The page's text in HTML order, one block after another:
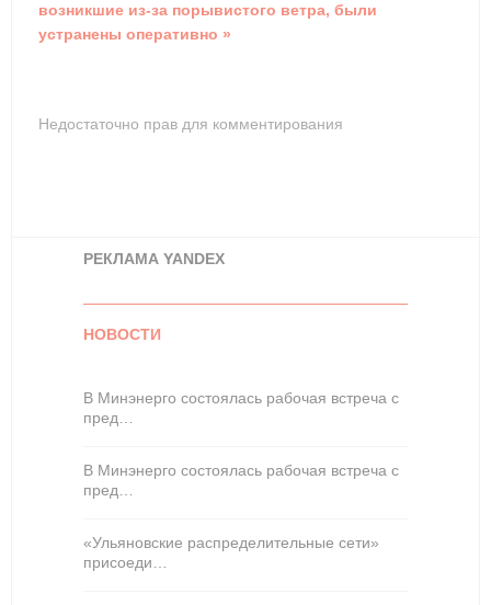
возникшие из-за порывистого ветра, были
устранены оперативно »
Недостаточно прав для комментирования
РЕКЛАМА YANDEX
НОВОСТИ
В Минэнерго состоялась рабочая встреча с
пред…
В Минэнерго состоялась рабочая встреча с
пред…
«Ульяновские распределительные сети»
присоеди…